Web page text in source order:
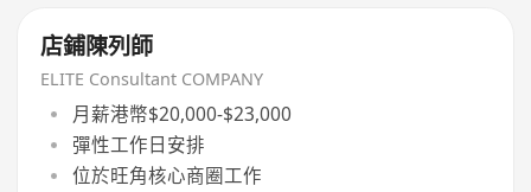
店鋪陳列師
ELITE Consultant COMPANY
月薪港幣$20,000-$23,000
彈性工作日安排
位於旺角核心商圈工作